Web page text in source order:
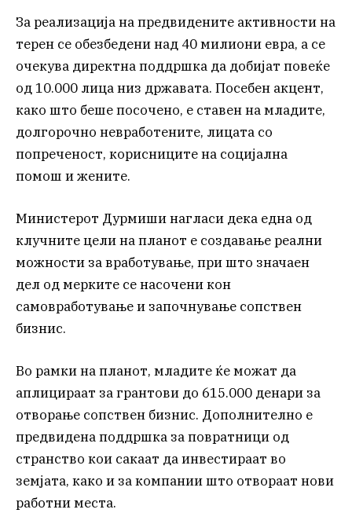
За реализација на предвидените активности на
терен се обезбедени над 40 милиони евра, а се
очекува директна поддршка да добијат повеќе
од 10.000 лица низ државата. Посебен акцент,
како што беше посочено, е ставен на младите,
долгорочно невработените, лицата со
попреченост, корисниците на социјална
помош и жените.
Министерот Дурмиши нагласи дека една од
клучните цели на планот е создавање реални
можности за вработување, при што значаен
дел од мерките се насочени кон
самовработување и започнување сопствен
бизнис.
Во рамки на планот, младите ќе можат да
аплицираат за грантови до 615.000 денари за
отворање сопствен бизнис. Дополнително е
предвидена поддршка за повратници од
странство кои сакаат да инвестираат во
земјата, како и за компании што отвораат нови
работни места.